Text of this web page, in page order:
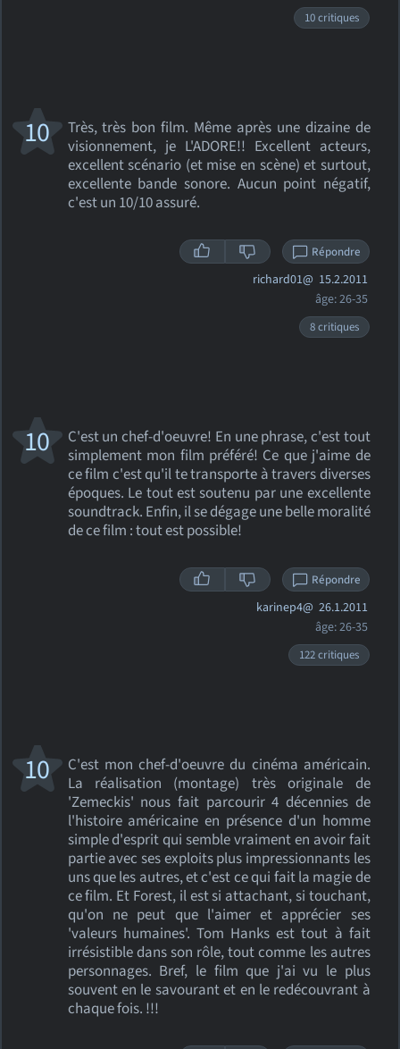
10 critiques
Très, très bon film. Même après une dizaine de
visionnement, je L'ADORE!! Excellent acteurs,
excellent scénario (et mise en scène) et surtout,
excellente bande sonore. Aucun point négatif,
c'est un 10/10 assuré.
10
Répondre
richard01@ 15.2.2011
âge: 26-35
8 critiques
C'est un chef-d'oeuvre! En une phrase, c'est tout
simplement mon film préféré! Ce que j'aime de
ce film c'est qu'il te transporte à travers diverses
époques. Le tout est soutenu par une excellente
soundtrack. Enfin, il se dégage une belle moralité
de ce film : tout est possible!
10
Répondre
karinep4@ 26.1.2011
âge: 26-35
122 critiques
C'est mon chef-d'oeuvre du cinéma américain.
La réalisation (montage) très originale de
'Zemeckis' nous fait parcourir 4 décennies de
l'histoire américaine en présence d'un homme
simple d'esprit qui semble vraiment en avoir fait
partie avec ses exploits plus impressionnants les
uns que les autres, et c'est ce qui fait la magie de
ce film. Et Forest, il est si attachant, si touchant,
qu'on ne peut que l'aimer et apprécier ses
'valeurs humaines'. Tom Hanks est tout à fait
irrésistible dans son rôle, tout comme les autres
personnages. Bref, le film que j'ai vu le plus
souvent en le savourant et en le redécouvrant à
chaque fois. !!!
10